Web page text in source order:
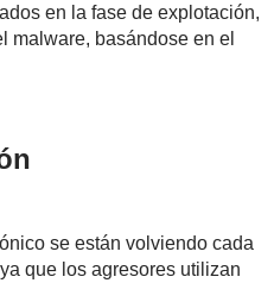
en la fase de explotación,
malware, basándose en el
se están volviendo cada
que los agresores utilizan